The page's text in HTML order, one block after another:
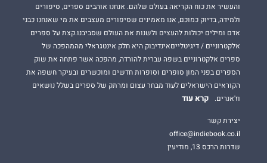
והעשיר את כוח הקריאה בעולם שלהם. אנחנו אוהבים ספרים, סיפורים
ולמידה, בדיוק כמוכם, אנו מאמינים שסיפורים מעצבים את מי שאנחנו כבני
אדם ומילים יכולות להעצים ולשנות את העולם שסביבנו.קצת על ספרים
אלקטרוניים / דיגיטלייםאינדיבוק היא חלק אינטגראלי מהמהפכה של
ספרים אלקטרוניים בשפה עברית להורדה, מהפכה אשר פתחה את שוק
הספרים בפני המון סופרים וסופרות חדשים ומוכשרים ובעיקר חשפה את
הקוראים הישראלים לעוד מבחר עצום ומרתק של ספרים בשלל נושאים
וז'אנרים.
קרא עוד
יצירת קשר
office@indiebook.co.il
שדרות הרכס 13, מודיעין